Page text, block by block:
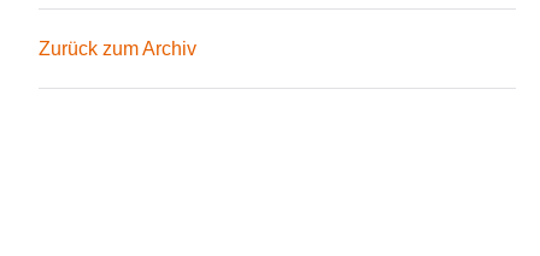
Zurück zum Archiv